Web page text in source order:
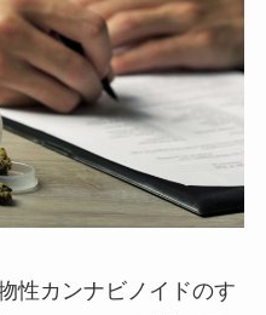
性カンナビノイドのす